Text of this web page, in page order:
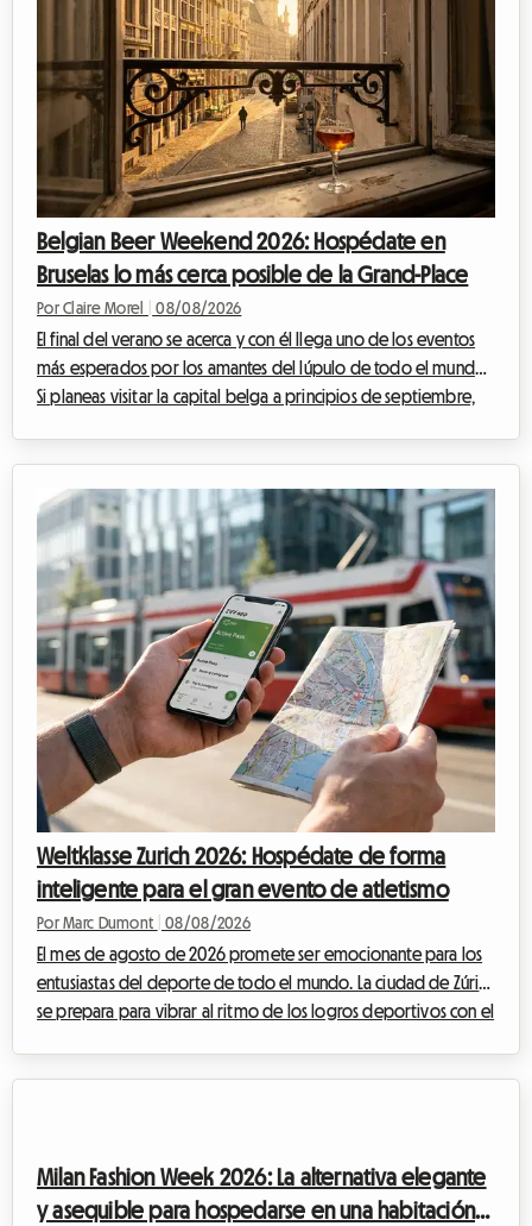
Belgian Beer Weekend 2026: Hospédate en
Bruselas lo más cerca posible de la Grand-Place
Por Claire Morel 08/08/2026
El final del verano se acerca y con él llega uno de los eventos
más esperados por los amantes del lúpulo de todo el mundo.
Si planeas visitar la capital belga a principios de septiembre,
grandes eventos internacionales. Los hoteles se llenan con
meses de antelación y los precios se disparan. Por eso, te
proponemos una alternati...
Weltklasse Zurich 2026: Hospédate de forma
inteligente para el gran evento de atletismo
Por Marc Dumont 08/08/2026
El mes de agosto de 2026 promete ser emocionante para los
entusiastas del deporte de todo el mundo. La ciudad de Zúrich
se prepara para vibrar al ritmo de los logros deportivos con el
organización de la estan...
Milan Fashion Week 2026: La alternativa elegante
y asequible para hospedarse en una habitación